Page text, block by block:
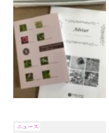
ニュース